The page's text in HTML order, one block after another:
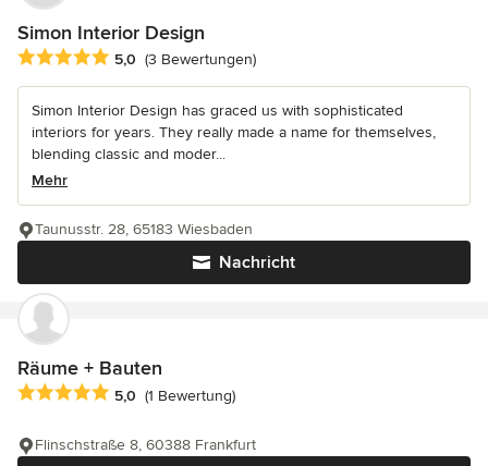
Simon Interior Design
Durchschnittliche Bewertung: 5 von 5 Sternen
5,0 (3 Bewertungen)
Simon Interior Design has graced us with sophisticated
interiors for years. They really made a name for themselves,
blending classic and moder...
Mehr
Nachricht
Taunusstr. 28, 65183 Wiesbaden
Räume + Bauten
Durchschnittliche Bewertung: 5 von 5 Sternen
5,0 (1 Bewertung)
Flinschstraße 8, 60388 Frankfurt